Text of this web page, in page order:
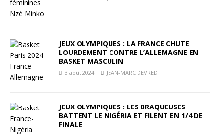
JEUX OLYMPIQUES : LA FRANCE CHUTE
LOURDEMENT CONTRE L’ALLEMAGNE EN
BASKET MASCULIN
3 août 2024 JEAN-MARC DEVRED
JEUX OLYMPIQUES : LES BRAQUEUSES
BATTENT LE NIGÉRIA ET FILENT EN 1/4 DE
FINALE